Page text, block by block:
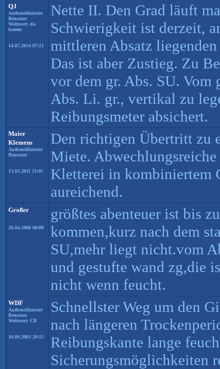
QJ
Authentifizierter
Benutzer
Wohnort: da
hamm
14.07.2014 07:21
Nette II. Den Grad läuft
Schwierigkeit ist derzeit,
mittleren Absatz
Das ist aber Zustieg. Zu
vor dem gr. Abs. SU.
Abs. Li. gr., vertikal zu
Reibungsmeter absichert.
Maier
Klemens
Authentifizierter
Benutzer
13.03.2011 21:05
Den richtigen Übertritt zu
Miete.
Kletterei in kombiniertem
aureichend.
Großer
28.04.2008 08:08
größtes abenteuer ist bis
kommen,kurz nach dem
SU,mehr liegt nicht.vom
und gestufte wand zg,die
nicht wenn feucht.
WDF
Authentifizierter
Benutzer
Wohnort: CB
10.09.2003 20:15
Schnellster Weg um den
nach längeren
Reibungskante lange
Sicherungsmöglichkeiten